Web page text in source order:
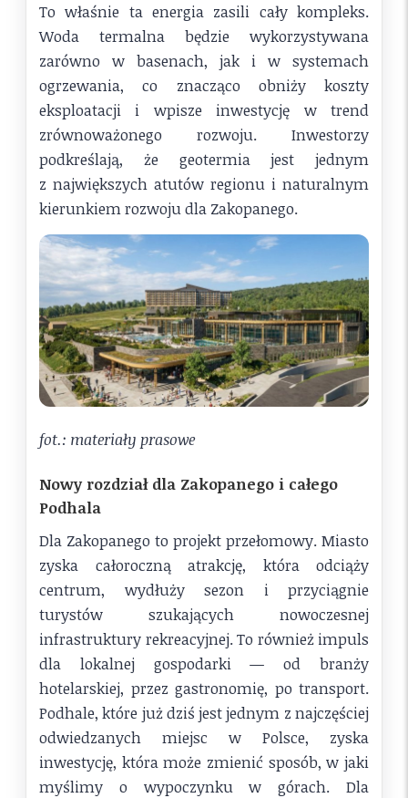
To właśnie ta energia zasili cały kompleks.
Woda termalna będzie wykorzystywana
zarówno w basenach, jak i w systemach
ogrzewania, co znacząco obniży koszty
eksploatacji i wpisze inwestycję w trend
zrównoważonego rozwoju. Inwestorzy
podkreślają, że geotermia jest jednym
z największych atutów regionu i naturalnym
kierunkiem rozwoju dla Zakopanego.
fot.: materiały prasowe
Nowy rozdział dla Zakopanego i całego
Podhala
Dla Zakopanego to projekt przełomowy. Miasto
zyska całoroczną atrakcję, która odciąży
centrum, wydłuży sezon i przyciągnie
turystów szukających nowoczesnej
infrastruktury rekreacyjnej. To również impuls
dla lokalnej gospodarki — od branży
hotelarskiej, przez gastronomię, po transport.
Podhale, które już dziś jest jednym z najczęściej
odwiedzanych miejsc w Polsce, zyska
inwestycję, która może zmienić sposób, w jaki
myślimy o wypoczynku w górach. Dla